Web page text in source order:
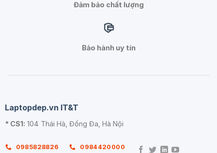
Đảm bảo chất lượng
Bảo hành uy tín
Laptopdep.vn IT&T
* CS1: 104 Thái Hà, Đống Đa, Hà Nội
0985828826 0984420000